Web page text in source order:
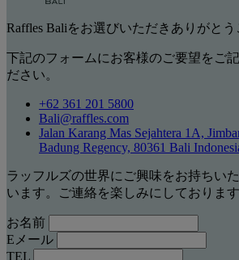
Raffles Baliをお選びいただきありがとう
下記のフォームにお客様のご要望をご
ださい。
+62 361 201 5800
Bali@raffles.com
Jalan Karang Mas Sejahtera 1A,
Badung Regency, 80361 Bali
ラッフルズの世界にご興味をお持ちい
います。ご連絡を楽しみにしております
お名前
Eメール
TEL